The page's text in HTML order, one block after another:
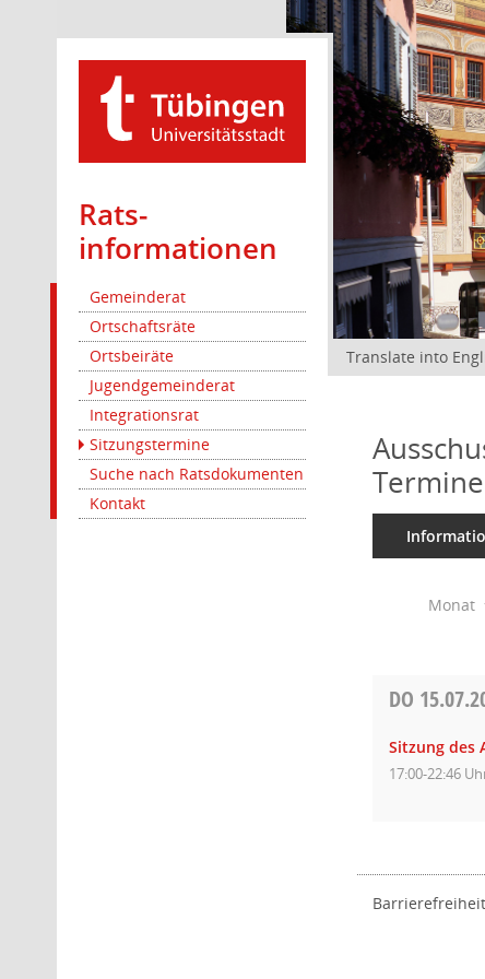
Rats­
informationen
Gemeinderat
Ortschaftsräte
Ortsbeiräte
Jugendgemeinderat
Integrationsrat
Sitzungstermine
Suche nach Ratsdokumenten
Kontakt
Translate into
Monat
DO
Sitzung des
17:00-22:46
Barrierefreiheit